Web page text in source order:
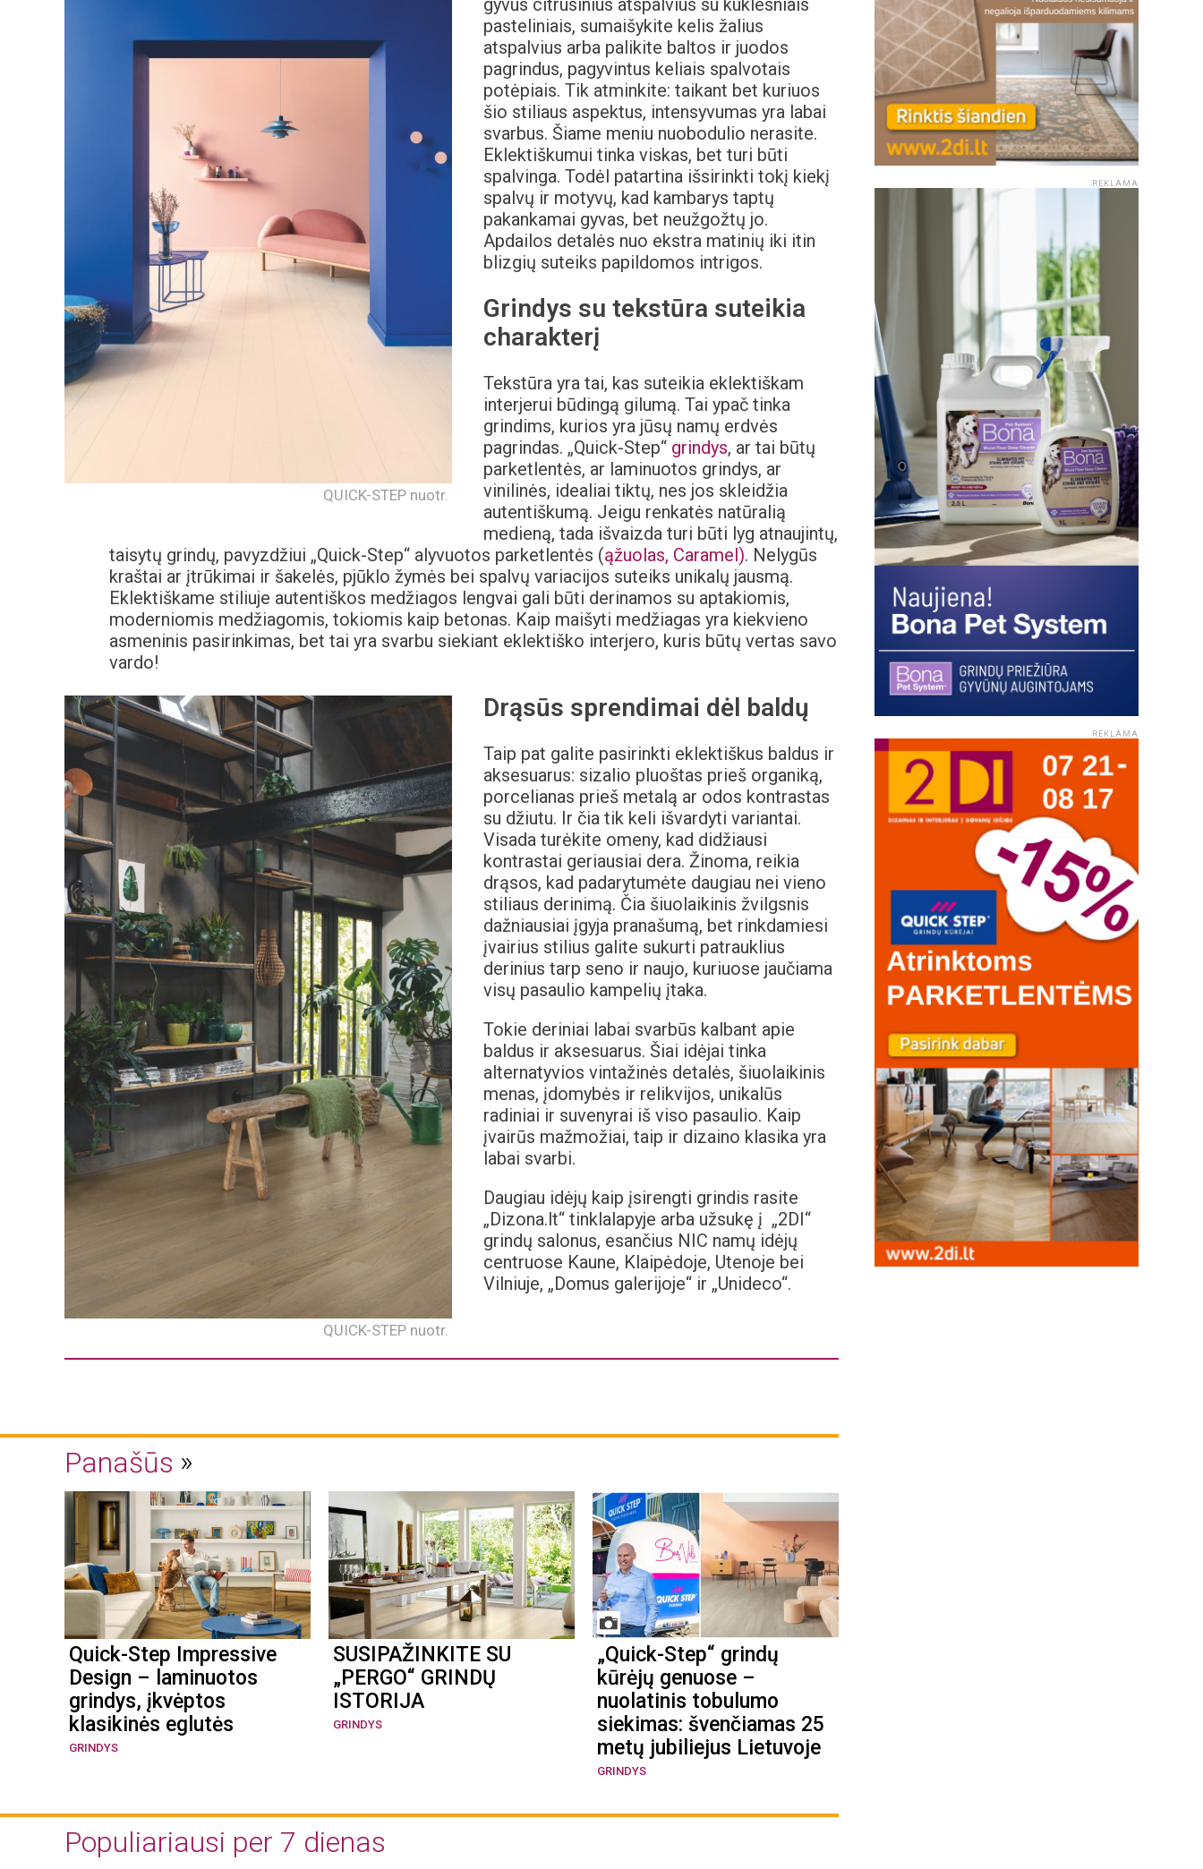
QUICK-STEP nuotr.
gyvus citrusinius atspalvius su kuklesniais
pasteliniais, sumaišykite kelis žalius
atspalvius arba palikite baltos ir juodos
pagrindus, pagyvintus keliais spalvotais
potėpiais. Tik atminkite: taikant bet kuriuos
šio stiliaus aspektus, intensyvumas yra labai
svarbus. Šiame meniu nuobodulio nerasite.
Eklektiškumui tinka viskas, bet turi būti
spalvinga. Todėl patartina išsirinkti tokį kiekį
spalvų ir motyvų, kad kambarys taptų
pakankamai gyvas, bet neužgožtų jo.
Apdailos detalės nuo ekstra matinių iki itin
blizgių suteiks papildomos intrigos.
Grindys su tekstūra suteikia
charakterį
Tekstūra yra tai, kas suteikia eklektiškam
interjerui būdingą gilumą. Tai ypač tinka
grindims, kurios yra jūsų namų erdvės
pagrindas. „Quick-Step“ grindys, ar tai būtų
parketlentės, ar laminuotos grindys, ar
vinilinės, idealiai tiktų, nes jos skleidžia
autentiškumą. Jeigu renkatės natūralią
medieną, tada išvaizda turi būti lyg atnaujintų,
taisytų grindų, pavyzdžiui „Quick-Step“ alyvuotos parketlentės (ąžuolas, Caramel). Nelygūs
kraštai ar įtrūkimai ir šakelės, pjūklo žymės bei spalvų variacijos suteiks unikalų jausmą.
Eklektiškame stiliuje autentiškos medžiagos lengvai gali būti derinamos su aptakiomis,
moderniomis medžiagomis, tokiomis kaip betonas. Kaip maišyti medžiagas yra kiekvieno
asmeninis pasirinkimas, bet tai yra svarbu siekiant eklektiško interjero, kuris būtų vertas savo
vardo!
QUICK-STEP nuotr.
Drąsūs sprendimai dėl baldų
Taip pat galite pasirinkti eklektiškus baldus ir
aksesuarus: sizalio pluoštas prieš organiką,
porcelianas prieš metalą ar odos kontrastas
su džiutu. Ir čia tik keli išvardyti variantai.
Visada turėkite omeny, kad didžiausi
kontrastai geriausiai dera. Žinoma, reikia
drąsos, kad padarytumėte daugiau nei vieno
stiliaus derinimą. Čia šiuolaikinis žvilgsnis
dažniausiai įgyja pranašumą, bet rinkdamiesi
įvairius stilius galite sukurti patrauklius
derinius tarp seno ir naujo, kuriuose jaučiama
visų pasaulio kampelių įtaka.
Tokie deriniai labai svarbūs kalbant apie
baldus ir aksesuarus. Šiai idėjai tinka
alternatyvios vintažinės detalės, šiuolaikinis
menas, įdomybės ir relikvijos, unikalūs
radiniai ir suvenyrai iš viso pasaulio. Kaip
įvairūs mažmožiai, taip ir dizaino klasika yra
labai svarbi.
Daugiau idėjų kaip įsirengti grindis rasite
„Dizona.lt“ tinklalapyje arba užsukę į „2DI“
grindų salonus, esančius NIC namų idėjų
centruose Kaune, Klaipėdoje, Utenoje bei
Vilniuje, „Domus galerijoje“ ir „Unideco“.
Panašūs
Quick-Step Impressive
Design – laminuotos
grindys, įkvėptos
klasikinės eglutės
GRINDYS
SUSIPAŽINKITE SU
„PERGO“ GRINDŲ
ISTORIJA
GRINDYS
„Quick-Step“ grindų
kūrėjų genuose –
nuolatinis tobulumo
siekimas: švenčiamas 25
metų jubiliejus Lietuvoje
GRINDYS
REKLAMA
REKLAMA
Populiariausi per 7 dienas